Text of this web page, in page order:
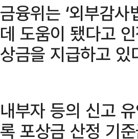
금융위는 ‘외부감
데 도움이 됐다고
상금을 지급하고 있
내부자 등의 신고
록 포상금 산정 기